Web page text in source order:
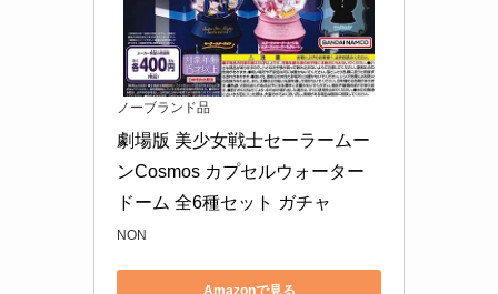
ノーブランド品
劇場版 美少女戦士セーラームー
ンCosmos カプセルウォーター
ドーム 全6種セット ガチャ
NON
Amazonで見る